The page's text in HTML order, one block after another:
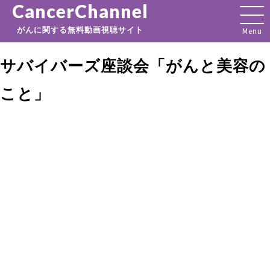
CancerChannel
がんに関する無料動画視聴サイト
サバイバーズ座談会「がんと美容の
こと」